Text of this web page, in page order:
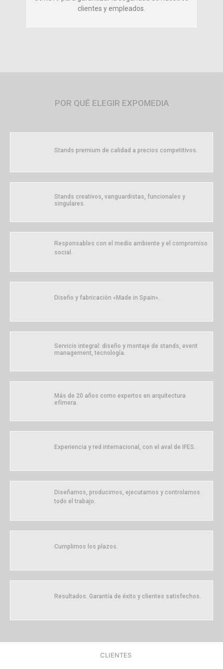
clientes y empleados.
POR QUÉ ELEGIR EXPOMEDIA
Stands premium de calidad a precios competitivos.
Stands creativos, vanguardistas, funcionales y
singulares.
Responsables con el medio ambiente y el compromiso
social.
Diseño y fabricación «Made in Spain».
Servicio integral: diseño y montaje de stands, event
management, tecnología.
Más de 20 años como expertos en arquitectura
efímera.
Experiencia y red internacional, con el aval de IFES.
Diseñamos, producimos, ejecutamos y controlamos
todo el trabajo.
Cumplimos los plazos.
Resultados. Garantía de éxito y clientes satisfechos.
CLIENTES